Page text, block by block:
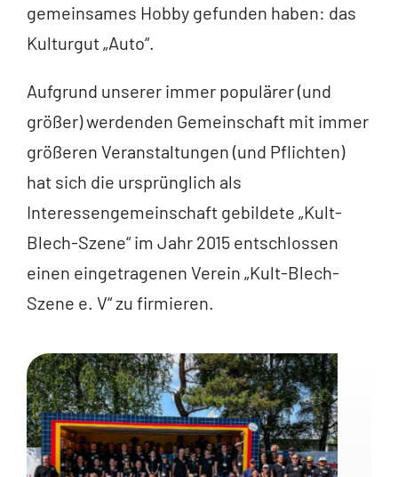
gemeinsames Hobby gefunden haben: das
Kulturgut „Auto“.
Aufgrund unserer immer populärer (und
größer) werdenden Gemeinschaft mit immer
größeren Veranstaltungen (und Pflichten)
hat sich die ursprünglich als
Interessengemeinschaft gebildete „Kult-
Blech-Szene“ im Jahr 2015 entschlossen
einen eingetragenen Verein „Kult-Blech-
Szene e. V“ zu firmieren.